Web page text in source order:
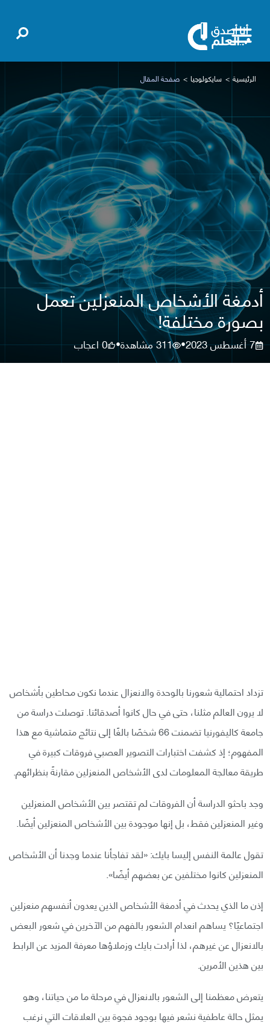
الرئيسية سايكولوجيا صفحة المقال
أدمغة الأشخاص المنعزلين تعمل
بصورة مختلفة!
7 أغسطس 2023 •
311مشاهدة•
0اعجاب
تزداد احتمالية شعورنا بالوحدة والانعزال عندما نكون محاطين بأشخاص
لا يرون العالم مثلنا، حتى في حال كانوا أصدقائنا. توصلت دراسة من
جامعة كاليفورنيا تضمنت 66 شخصًا بالغًا إلى نتائج متماشية مع هذا
المفهوم؛ إذ كشفت اختبارات التصوير العصبي فروقات كبيرة في
طريقة معالجة المعلومات لدى الأشخاص المنعزلين مقارنةً بنظرائهم.
وجد باحثو الدراسة أن الفروقات لم تقتصر بين الأشخاص المنعزلين
وغير المنعزلين فقط، بل إنها موجودة بين الأشخاص المنعزلين أيضًا.
تقول عالمة النفس إليسا بايك: «لقد تفاجأنا عندما وجدنا أن الأشخاص
المنعزلين كانوا مختلفين عن بعضهم أيضًا».
إذن ما الذي يحدث في أدمغة الأشخاص الذين يعدون أنفسهم منعزلين
اجتماعيًا؟ يساهم انعدام الشعور بالفهم من الآخرين في شعور البعض
بالانعزال عن غيرهم، لذا أرادت بايك وزملاؤها معرفة المزيد عن الرابط
بين هذين الأمرين.
يتعرض معظمنا إلى الشعور بالانعزال في مرحلة ما من حياتنا، وهو
يمثل حالة عاطفية نشعر فيها بوجود فجوة بين العلاقات التي نرغب